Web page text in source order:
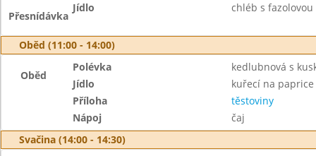
Přesnídávka
Jídlo chléb s
Oběd (11:00 - 14:00)
Oběd
Polévka
kedlubnová s
Jídlo
kuřecí na paprice
Příloha
těstoviny
Nápoj
čaj
Svačina (14:00 - 14:30)